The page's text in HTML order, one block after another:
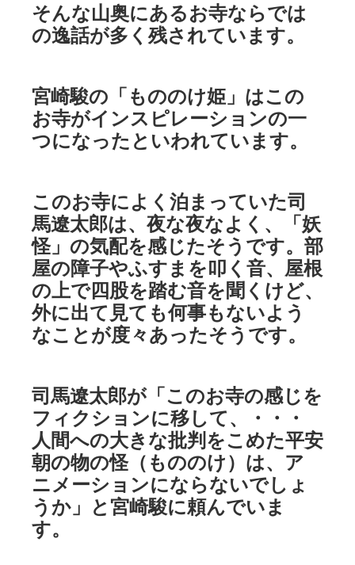
そんな山奥にあるお寺ならでは
の逸話が多く残されています。
宮崎駿の「もののけ姫」はこの
お寺がインスピレーションの一
つになったといわれています。
このお寺によく泊まっていた司
馬遼太郎は、夜な夜なよく、「妖
怪」の気配を感じたそうです。部
屋の障子やふすまを叩く音、屋根
の上で四股を踏む音を聞くけど、
外に出て見ても何事もないよう
なことが度々あったそうです。
司馬遼太郎が「このお寺の感じを
フィクションに移して、・・・
人間への大きな批判をこめた平安
朝の物の怪（もののけ）は、ア
ニメーションにならないでしょ
うか」と宮崎駿に頼んでいま
す。